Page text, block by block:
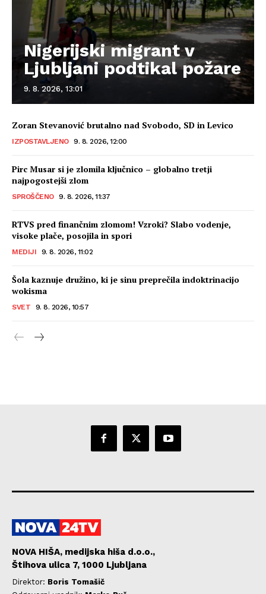
Nigerijski migrant v
Ljubljani podtikal požare
9. 8. 2026, 13:01
Zoran Stevanović brutalno nad Svobodo, SD in Levico
IZPOSTAVLJENO 9. 8. 2026, 12:00
Pirc Musar si je zlomila ključnico – globalno tretji
najpogostejši zlom
SPROŠČENO 9. 8. 2026, 11:37
RTVS pred finančnim zlomom! Vzroki? Slabo vodenje,
visoke plače, posojila in spori
MEDIJI 9. 8. 2026, 11:02
Šola kaznuje družino, ki je sinu preprečila indoktrinacijo
wokisma
SVET 9. 8. 2026, 10:57
NOVA HIŠA, medijska hiša d.o.o.,
Štihova ulica 7, 1000 Ljubljana
Direktor: Boris Tomašič